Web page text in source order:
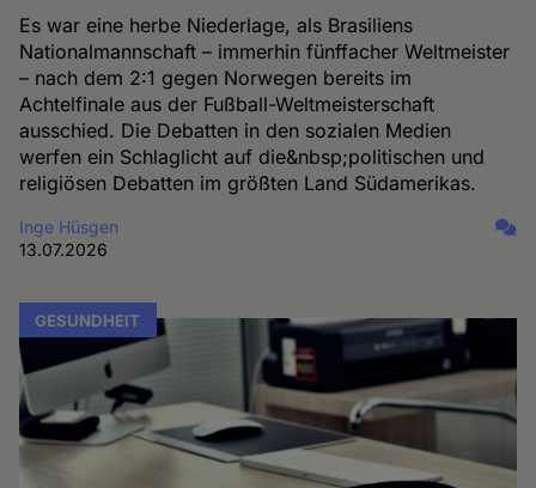
Es war eine herbe Niederlage, als Brasiliens
Nationalmannschaft – immerhin fünffacher Weltmeister
– nach dem 2:1 gegen Norwegen bereits im
Achtelfinale aus der Fußball-Weltmeisterschaft
ausschied. Die Debatten in den sozialen Medien
werfen ein Schlaglicht auf die&nbsp;politischen und
religiösen Debatten im größten Land Südamerikas.
Inge Hüsgen
13.07.2026
GESUNDHEIT